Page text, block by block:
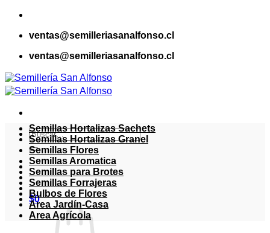
Saltar
contenidoventas@semilleriasanalfonso.cl
ventas@semilleriasanalfonso.cl
Buscar
por:
$0
Semillas Hortalizas Sachets
Semillas Hortalizas Granel
Semillas Flores
Semillas Aromatica
Semillas para Brotes
Semillas Forrajeras
Bulbos de Flores
Area Jardín-Casa
Area Agrícola